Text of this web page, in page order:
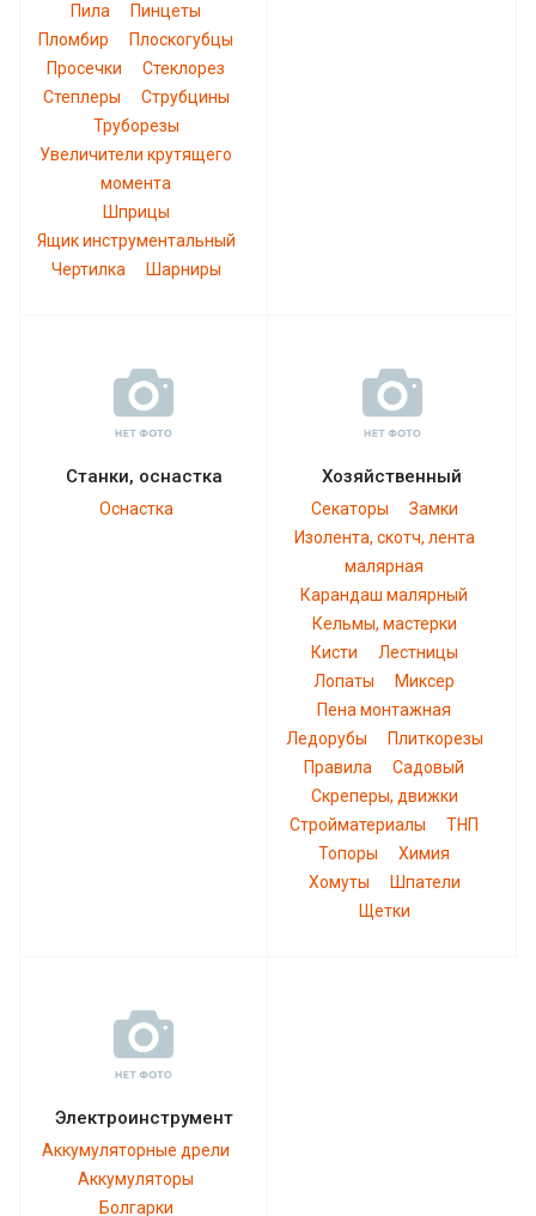
Пила
Пинцеты
Пломбир
Плоскогубцы
Просечки
Стеклорез
Степлеры
Струбцины
Труборезы
Увеличители крутящего
момента
Шприцы
Ящик инструментальный
Чертилка
Шарниры
Станки, оснастка
Оснастка
Хозяйственный
Секаторы
Замки
Изолента, скотч, лента
малярная
Карандаш малярный
Кельмы, мастерки
Кисти
Лестницы
Лопаты
Миксер
Пена монтажная
Ледорубы
Плиткорезы
Правила
Садовый
Скреперы, движки
Стройматериалы
ТНП
Топоры
Химия
Хомуты
Шпатели
Щетки
Электроинструмент
Аккумуляторные дрели
Аккумуляторы
Болгарки